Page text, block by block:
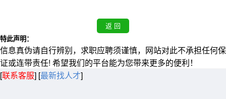
特此声明：
信息真伪请自行辨别，求职应聘须谨慎，网站对此不承担任何保
证或连带责任! 希望我们的平台能为您带来更多的便利！
[联系客服] [最新找人才]